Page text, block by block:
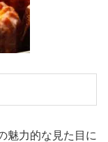
魅力的な見た目に